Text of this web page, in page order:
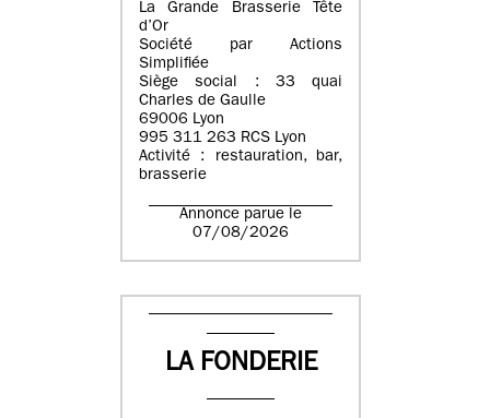
La Grande Brasserie Tête
d’Or
Société par Actions
Simplifiée
Siège social : 33 quai
Charles de Gaulle
69006 Lyon
995 311 263 RCS Lyon
Activité : restauration, bar,
brasserie
Annonce parue le
07/08/2026
LA FONDERIE